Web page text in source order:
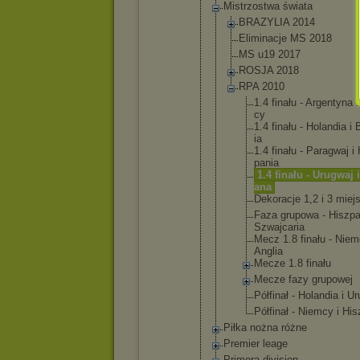
Mistrzostwa świata
BRAZY LIA 2014
Eliminacje MS 2018
MS u19 2017
ROSJA 2018
RPA 2010
1.4 finału - Argentyna
cy
1.4 finału - Ho land ia i
ia
1.4 finału - Paragwaj i
pania
1.4 finału - Urugwaj
ana
Dekoracje 1,2 i 3 miej
Faza grupowa - Hiszpa
Szwajcaria
Mecz 1.8 finału - Niem
Angl ia
Mecze 1.8 finału
Mecze fazy grupowej
Półfinał - Ho land ia i Ur
Półfinał - Niemcy i Hi
Piłka nożna różne
Premier leage